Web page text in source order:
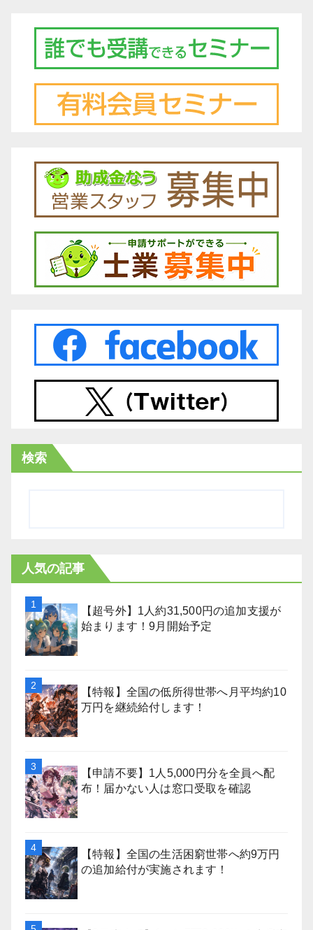
検索
人気の記事
【超号外】1人約31,500円の追加支援が
始まります！9月開始予定
【特報】全国の低所得世帯へ月平均約10
万円を継続給付します！
【申請不要】1人5,000円分を全員へ配
布！届かない人は窓口受取を確認
【特報】全国の生活困窮世帯へ約9万円
の追加給付が実施されます！